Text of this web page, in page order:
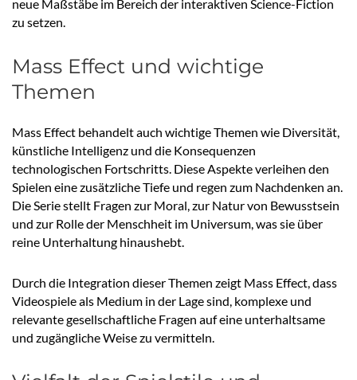
neue Maßstäbe im Bereich der interaktiven Science-Fiction
zu setzen.
Mass Effect und wichtige
Themen
Mass Effect behandelt auch wichtige Themen wie Diversität,
künstliche Intelligenz und die Konsequenzen
technologischen Fortschritts. Diese Aspekte verleihen den
Spielen eine zusätzliche Tiefe und regen zum Nachdenken an.
Die Serie stellt Fragen zur Moral, zur Natur von Bewusstsein
und zur Rolle der Menschheit im Universum, was sie über
reine Unterhaltung hinaushebt.
Durch die Integration dieser Themen zeigt Mass Effect, dass
Videospiele als Medium in der Lage sind, komplexe und
relevante gesellschaftliche Fragen auf eine unterhaltsame
und zugängliche Weise zu vermitteln.